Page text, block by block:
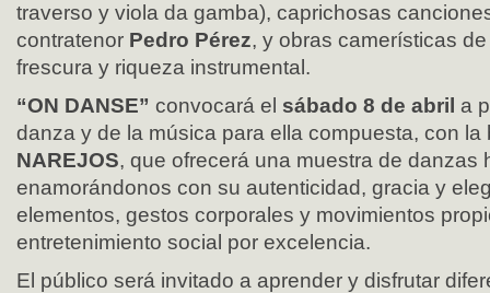
traverso y viola da gamba), caprichosas
contratenor Pedro Pérez, y obras camerísticas
frescura y riqueza instrumental.
“ON DANSE” convocará el sábado 8 de abril a
danza y de la música para ella compuesta, con la
NAREJOS, que ofrecerá una muestra de danzas
enamorándonos con su autenticidad, gracia y
elementos, gestos corporales y movimientos
entretenimiento social por excelencia.
El público será invitado a aprender y disfrutar